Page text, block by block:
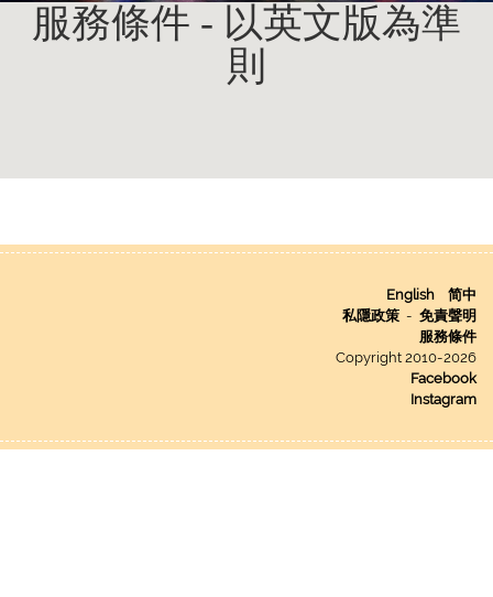
服務條件 - 以英文版為準
則
English
简中
私隱政策 - 免責聲明
服務條件
Copyright 2010-2026
Facebook
Instagram